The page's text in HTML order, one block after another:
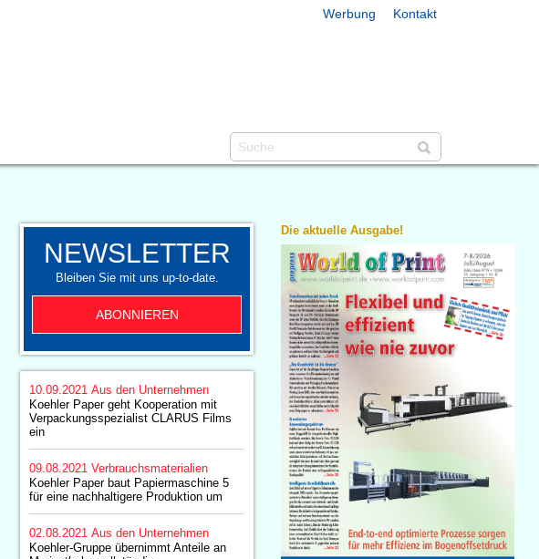
Werbung Kontakt
NEWSLETTER
Bleiben Sie mit uns up-to-date.
ABONNIEREN
10.09.2021 Aus den Unternehmen
Koehler Paper geht Kooperation mit
Verpackungsspezialist CLARUS Films
ein
09.08.2021 Verbrauchsmaterialien
Koehler Paper baut Papiermaschine 5
für eine nachhaltigere Produktion um
02.08.2021 Aus den Unternehmen
Koehler-Gruppe übernimmt Anteile an
Die aktuelle Ausgabe!